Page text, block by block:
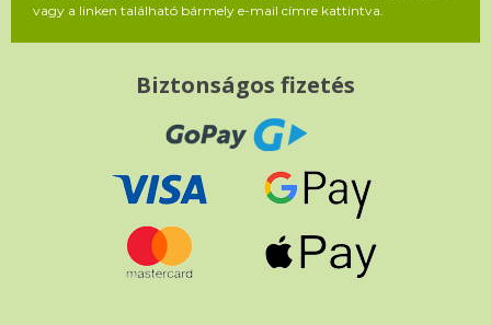
vagy a linken található bármely e-mail címre kattintva.
Biztonságos fizetés